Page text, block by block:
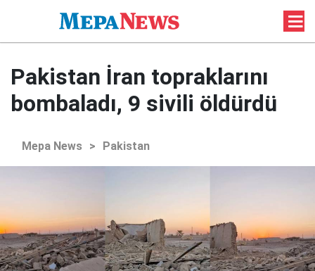
Pakistan İran topraklarını
bombaladı, 9 sivili öldürdü
Mepa News > Pakistan